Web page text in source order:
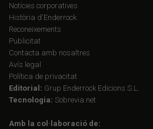
Notícies corporatives
Història d'Enderrock
Reconeixements
Publicitat
Contacta amb nosaltres
Avís legal
Política de privacitat
Editorial: Grup Enderrock Edicions S.L.
Tecnologia: Sobrevia.net
Amb la col·laboració de: